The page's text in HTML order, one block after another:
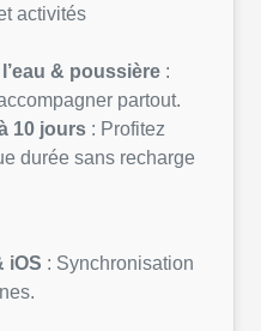
activités
& poussière :
partout.
10 jours : Profitez
durée sans recharge
iOS : Synchronisation